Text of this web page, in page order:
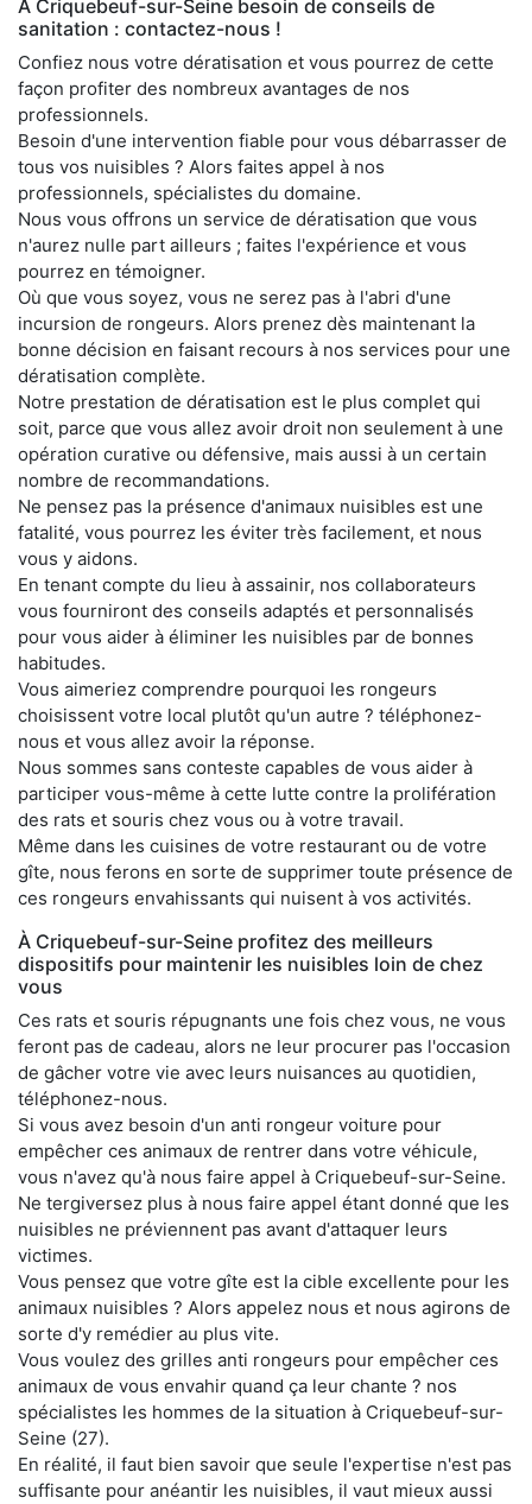
À Criquebeuf-sur-Seine besoin de conseils de
sanitation : contactez-nous !
Confiez nous votre dératisation et vous pourrez de cette
façon profiter des nombreux avantages de nos
professionnels.
Besoin d'une intervention fiable pour vous débarrasser de
tous vos nuisibles ? Alors faites appel à nos
professionnels, spécialistes du domaine.
Nous vous offrons un service de dératisation que vous
n'aurez nulle part ailleurs ; faites l'expérience et vous
pourrez en témoigner.
Où que vous soyez, vous ne serez pas à l'abri d'une
incursion de rongeurs. Alors prenez dès maintenant la
bonne décision en faisant recours à nos services pour une
dératisation complète.
Notre prestation de dératisation est le plus complet qui
soit, parce que vous allez avoir droit non seulement à une
opération curative ou défensive, mais aussi à un certain
nombre de recommandations.
Ne pensez pas la présence d'animaux nuisibles est une
fatalité, vous pourrez les éviter très facilement, et nous
vous y aidons.
En tenant compte du lieu à assainir, nos collaborateurs
vous fourniront des conseils adaptés et personnalisés
pour vous aider à éliminer les nuisibles par de bonnes
habitudes.
Vous aimeriez comprendre pourquoi les rongeurs
choisissent votre local plutôt qu'un autre ? téléphonez-
nous et vous allez avoir la réponse.
Nous sommes sans conteste capables de vous aider à
participer vous-même à cette lutte contre la prolifération
des rats et souris chez vous ou à votre travail.
Même dans les cuisines de votre restaurant ou de votre
gîte, nous ferons en sorte de supprimer toute présence de
ces rongeurs envahissants qui nuisent à vos activités.
À Criquebeuf-sur-Seine profitez des meilleurs
dispositifs pour maintenir les nuisibles loin de chez
vous
Ces rats et souris répugnants une fois chez vous, ne vous
feront pas de cadeau, alors ne leur procurer pas l'occasion
de gâcher votre vie avec leurs nuisances au quotidien,
téléphonez-nous.
Si vous avez besoin d'un anti rongeur voiture pour
empêcher ces animaux de rentrer dans votre véhicule,
vous n'avez qu'à nous faire appel à Criquebeuf-sur-Seine.
Ne tergiversez plus à nous faire appel étant donné que les
nuisibles ne préviennent pas avant d'attaquer leurs
victimes.
Vous pensez que votre gîte est la cible excellente pour les
animaux nuisibles ? Alors appelez nous et nous agirons de
sorte d'y remédier au plus vite.
Vous voulez des grilles anti rongeurs pour empêcher ces
animaux de vous envahir quand ça leur chante ? nos
spécialistes les hommes de la situation à Criquebeuf-sur-
Seine (27).
En réalité, il faut bien savoir que seule l'expertise n'est pas
suffisante pour anéantir les nuisibles, il vaut mieux aussi